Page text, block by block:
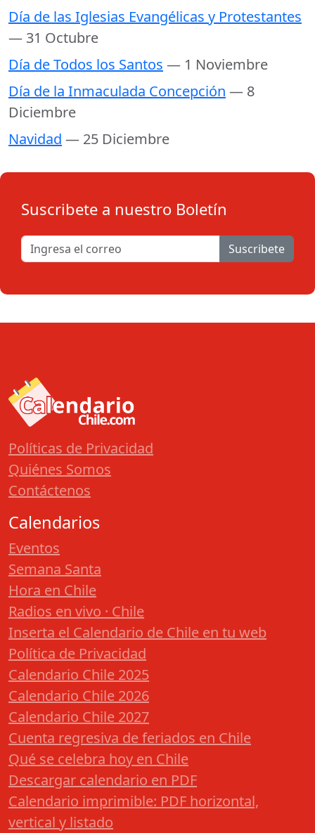
Día de las Iglesias Evangélicas y Protestantes
— 31 Octubre
Día de Todos los Santos — 1 Noviembre
Día de la Inmaculada Concepción — 8
Diciembre
Navidad — 25 Diciembre
Suscribete a nuestro Boletín
Suscribete
Políticas de Privacidad
Quiénes Somos
Contáctenos
Calendarios
Eventos
Semana Santa
Hora en Chile
Radios en vivo · Chile
Inserta el Calendario de Chile en tu web
Política de Privacidad
Calendario Chile 2025
Calendario Chile 2026
Calendario Chile 2027
Cuenta regresiva de feriados en Chile
Qué se celebra hoy en Chile
Descargar calendario en PDF
Calendario imprimible: PDF horizontal,
vertical y listado